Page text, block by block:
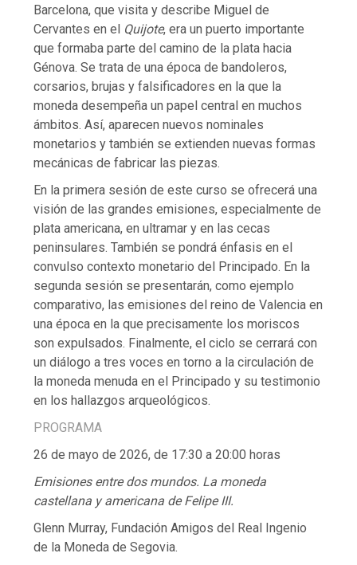
Barcelona, que visita y describe Miguel de
Cervantes en el Quijote, era un puerto importante
que formaba parte del camino de la plata hacia
Génova. Se trata de una época de bandoleros,
corsarios, brujas y falsificadores en la que la
moneda desempeña un papel central en muchos
ámbitos. Así, aparecen nuevos nominales
monetarios y también se extienden nuevas formas
mecánicas de fabricar las piezas.
En la primera sesión de este curso se ofrecerá una
visión de las grandes emisiones, especialmente de
plata americana, en ultramar y en las cecas
peninsulares. También se pondrá énfasis en el
convulso contexto monetario del Principado. En la
segunda sesión se presentarán, como ejemplo
comparativo, las emisiones del reino de Valencia en
una época en la que precisamente los moriscos
son expulsados. Finalmente, el ciclo se cerrará con
un diálogo a tres voces en torno a la circulación de
la moneda menuda en el Principado y su testimonio
en los hallazgos arqueológicos.
PROGRAMA
26 de mayo de 2026, de 17:30 a 20:00 horas
Emisiones entre dos mundos. La moneda
castellana y americana de Felipe III.
Glenn Murray, Fundación Amigos del Real Ingenio
de la Moneda de Segovia.